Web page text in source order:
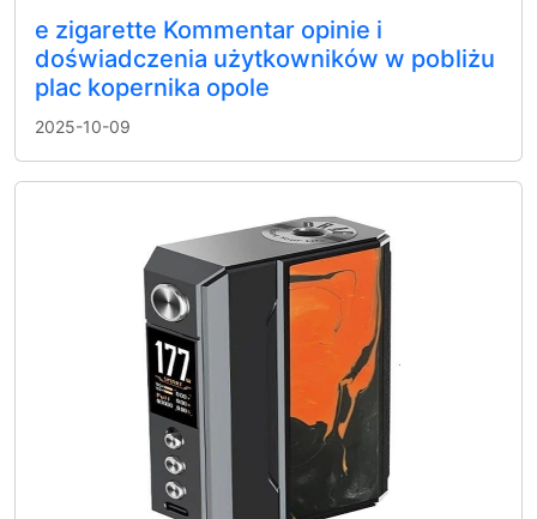
e zigarette Kommentar opinie i
doświadczenia użytkowników w pobliżu
plac kopernika opole
2025-10-09